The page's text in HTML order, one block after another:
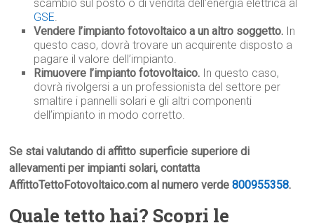
scambio sul posto o di vendita dell’energia elettrica al
GSE.
Vendere l’impianto fotovoltaico a un altro soggetto. In
questo caso, dovrà trovare un acquirente disposto a
pagare il valore dell’impianto.
Rimuovere l’impianto fotovoltaico. In questo caso,
dovrà rivolgersi a un professionista del settore per
smaltire i pannelli solari e gli altri componenti
dell’impianto in modo corretto.
Se stai valutando di affitto superficie superiore di
allevamenti per impianti solari, contatta
AffittoTettoFotovoltaico.com al numero verde800955358.
Quale tetto hai? Scopri le